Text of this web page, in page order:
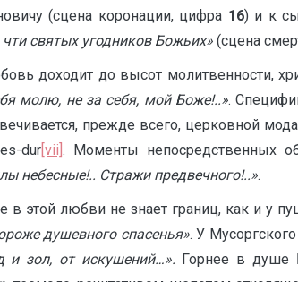
(сцена коронации, цифра 16) и к
святых угодников Божьих» (сцена
доходит до высот молитвенности,
молю, не за себя, мой Боже!..».
прежде всего, церковной
dur [vii] . Моменты непосредственных
небесные!.. Стражи предвечного!..».
в этой любви не знает границ, как и у
душевного спасенья». У
и зол, от искушений…». Горнее в душе